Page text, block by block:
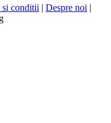
si conditii | Despre noi |